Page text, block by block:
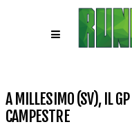
A MILLESIMO (SV), IL
CAMPESTRE